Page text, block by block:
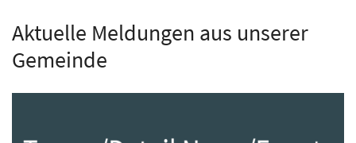
Aktuelle Meldungen aus unserer
Gemeinde